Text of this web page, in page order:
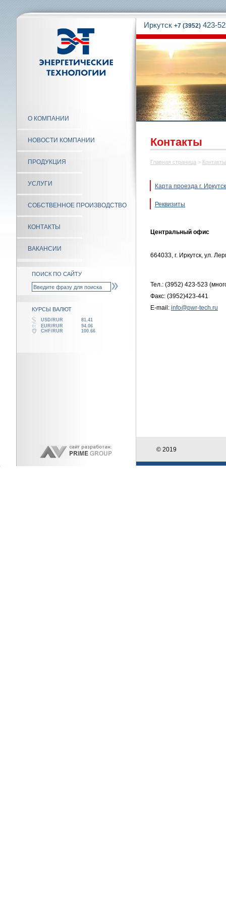
О КОМПАНИИ
НОВОСТИ КОМПАНИИ
ПРОДУКЦИЯ
УСЛУГИ
СОБСТВЕННОЕ ПРОИЗВОДСТВО
КОНТАКТЫ
ВАКАНСИИ
ПОИСК ПО САЙТУ
КУРСЫ ВАЛЮТ
USD/RUR
81.41
EUR/RUR
94.06
CHF/RUR
100.66
Иркутск +7 (3952) 423-
Контакты
Главная страница > Контакты
Карта проезда г. Иркутск
Реквизиты
Центральный офис
664033, г. Иркутск, ул.
Тел.: (3952) 423-523
Факс: (3952)423-441
E-mail: info@pwr-tech.ru
© 2019